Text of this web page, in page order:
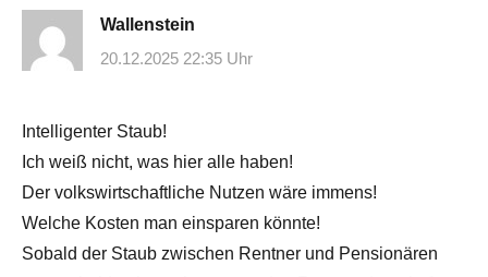
Wallenstein
20.12.2025 22:35 Uhr
Intelligenter Staub!
Ich weiß nicht, was hier alle haben!
Der volkswirtschaftliche Nutzen wäre immens!
Welche Kosten man einsparen könnte!
Sobald der Staub zwischen Rentner und Pensionären